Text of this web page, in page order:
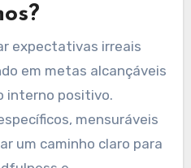
de crescimento e
podem
irreais